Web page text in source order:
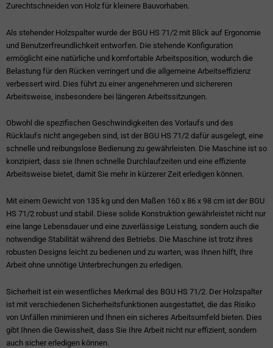
Zurechtschneiden von Holz für kleinere Bauvorhaben.
Als stehender Holzspalter wurde der BGU HS 71/2 mit Blick auf Ergonomie
und Benutzerfreundlichkeit entworfen. Die stehende Konfiguration
ermöglicht eine natürliche und komfortable Arbeitsposition, wodurch die
Belastung für den Rücken verringert und die allgemeine Arbeitseffizienz
verbessert wird. Dies führt zu einer angenehmeren und sichereren
Arbeitsweise, insbesondere bei längeren Arbeitssitzungen.
Obwohl die spezifischen Geschwindigkeiten des Vorlaufs und des
Rücklaufs nicht angegeben sind, ist der BGU HS 71/2 dafür ausgelegt, eine
schnelle und reibungslose Bedienung zu gewährleisten. Die Maschine ist so
konzipiert, dass sie Ihnen schnelle Durchlaufzeiten und eine effiziente
Arbeitsweise bietet, damit Sie mehr in kürzerer Zeit erledigen können.
Mit einem Gewicht von 135 kg und den Maßen 160 x 86 x 98 cm ist der BGU
HS 71/2 robust und stabil. Diese solide Konstruktion gewährleistet nicht nur
eine lange Lebensdauer und eine zuverlässige Leistung, sondern auch die
notwendige Stabilität während des Betriebs. Die Maschine ist trotz ihres
robusten Designs leicht zu bedienen und zu warten, was Ihnen hilft, Ihre
Arbeit ohne unnötige Unterbrechungen zu erledigen.
Sicherheit ist ein wesentliches Merkmal des BGU HS 71/2. Der Holzspalter
ist mit verschiedenen Sicherheitsfunktionen ausgestattet, die das Risiko
von Unfällen minimieren und Ihnen ein sicheres Arbeitsumfeld bieten. Dies
gibt Ihnen die Gewissheit, dass Sie Ihre Arbeit nicht nur effizient, sondern
auch sicher erledigen können.